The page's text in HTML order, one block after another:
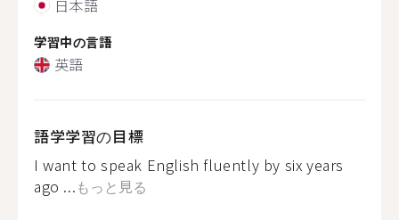
日本語
学習中の言語
英語
語学学習の目標
I want to speak English fluently by six years
ago ...もっと見る